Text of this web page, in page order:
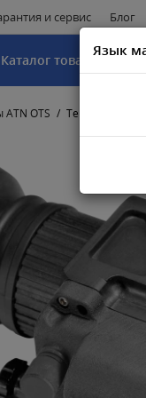
и сервис Блог
Каталог товаров
OTS Тепловизор
Язык